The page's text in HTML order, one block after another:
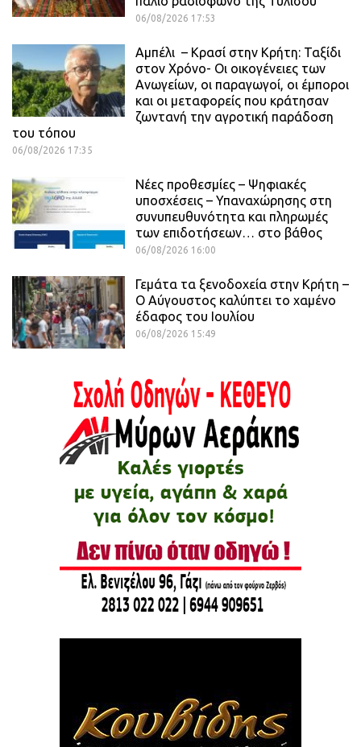
06/08/2026 17:53
Αμπέλι – Κρασί στην Κρήτη: Ταξίδι
στον Χρόνο- Οι οικογένειες των
Ανωγείων, οι παραγωγοί, οι έμποροι
και οι μεταφορείς που κράτησαν
ζωντανή την αγροτική παράδοση
του τόπου
06/08/2026 17:35
Νέες προθεσμίες – Ψηφιακές
υποσχέσεις – Υπαναχώρησης στη
συνυπευθυνότητα και πληρωμές
των επιδοτήσεων… στο βάθος
06/08/2026 16:00
Γεμάτα τα ξενοδοχεία στην Κρήτη –
Ο Αύγουστος καλύπτει το χαμένο
έδαφος του Ιουλίου
06/08/2026 15:49